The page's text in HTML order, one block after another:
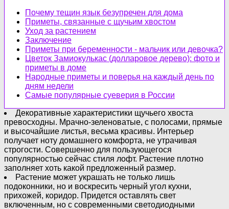
Почему тещин язык безупречен для дома
Приметы, связанные с щучьим хвостом
Уход за растением
Заключение
Приметы при беременности - мальчик или девочка?
Цветок Замиокулькас (долларовое дерево): фото и
приметы в доме
Народные приметы и поверья на каждый день по
дням недели
Самые популярные суеверия в России
Декоративные характеристики щучьего хвоста
превосходны. Мрачно-зеленоватые, с полосами, прямые
и высочайшие листья, весьма красивы. Интерьер
получает ноту домашнего комфорта, не утрачивая
строгости. Совершенно для пользующегося
популярностью сейчас стиля лофт. Растение плотно
заполняет хоть какой предложенный размер.
Растение может украшать не только лишь
подоконники, но и воскресить черный угол кухни,
прихожей, коридор. Придется оставлять свет
включенным, но с современными светодиодными